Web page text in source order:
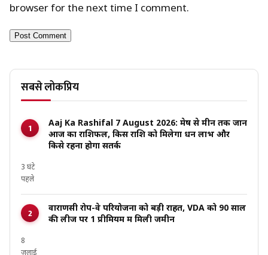
browser for the next time I comment.
सबसे लोकप्रिय
Aaj Ka Rashifal 7 August 2026: मेष से मीन तक जानें
आज का राशिफल, किस राशि को मिलेगा धन लाभ और
किसे रहना होगा सतर्क
3 घंटे
पहले
वाराणसी रोप-वे परियोजना को बड़ी राहत, VDA को 90 साल
की लीज पर ₹1 प्रीमियम में मिली जमीन
8